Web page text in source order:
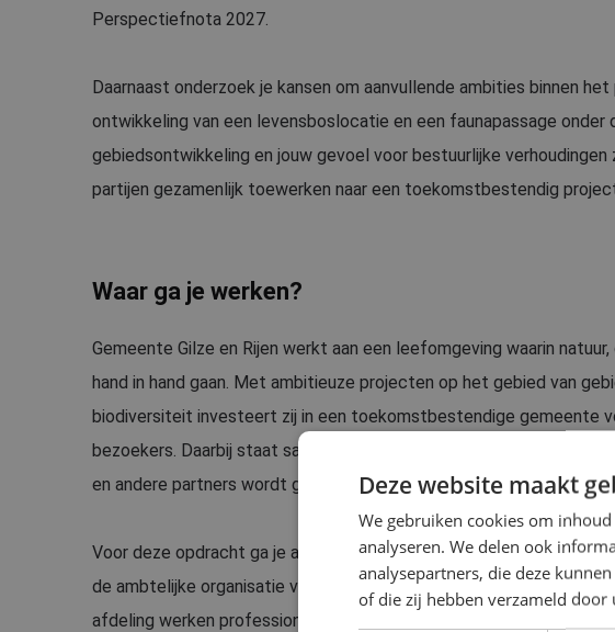
Perspectiefnota 2027.
Daarnaast onderzoek je kansen om aanvullende ambities binnen
ontwikkeling van een levensboslocatie en een faunapassage onder
gebiedsontwikkeling en jouw gevoel voor bestuurlijke
partijen gezamenlijk toewerken naar een toekomstbestendig
Waar ga je werken?
Gemeente Gilze en Rijen werkt aan een leefomgeving waarin
hand in hand gaan. Met ambitieuze projecten op het gebied van
biodiversiteit investeert zij in een toekomstbestendige gemeente
bezoekers. Daarbij staat samenwerking centraal: met inwoners,
en andere partners wordt gewerkt aan oplossingen die breed
Voor deze opdracht ga je aan de slag binnen de afdeling
de ambtelijke organisatie van de gemeenten Alphen-Chaam, Baarle-
afdeling werken professionals dagelijks aan complexe ruimtelijke
Deze website maakt
We gebruiken cookies om
analyseren. We delen ook
analysepartners, die deze
of die zij hebben verzameld